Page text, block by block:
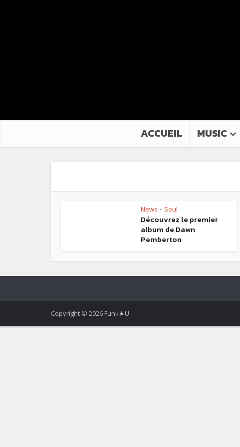
ACCUEIL MUSIC
News • Soul
Découvrez le premier
album de Dawn
Pemberton
Copyright © 2026 Funk★U